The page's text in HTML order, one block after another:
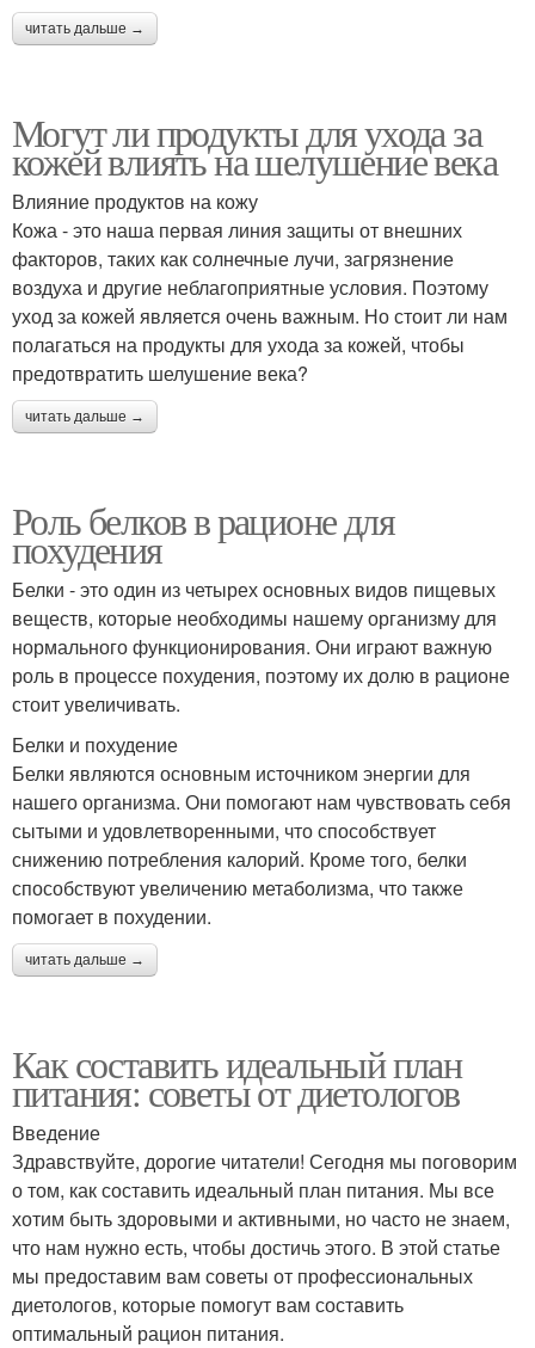
читать дальше →
Могут ли продукты для ухода за
кожей влиять на шелушение века
Влияние продуктов на кожу
Кожа - это наша первая линия защиты от внешних
факторов, таких как солнечные лучи, загрязнение
воздуха и другие неблагоприятные условия. Поэтому
уход за кожей является очень важным. Но стоит ли нам
полагаться на продукты для ухода за кожей, чтобы
предотвратить шелушение века?
читать дальше →
Роль белков в рационе для
похудения
Белки - это один из четырех основных видов пищевых
веществ, которые необходимы нашему организму для
нормального функционирования. Они играют важную
роль в процессе похудения, поэтому их долю в рационе
стоит увеличивать.
Белки и похудение
Белки являются основным источником энергии для
нашего организма. Они помогают нам чувствовать себя
сытыми и удовлетворенными, что способствует
снижению потребления калорий. Кроме того, белки
способствуют увеличению метаболизма, что также
помогает в похудении.
читать дальше →
Как составить идеальный план
питания: советы от диетологов
Введение
Здравствуйте, дорогие читатели! Сегодня мы поговорим
о том, как составить идеальный план питания. Мы все
хотим быть здоровыми и активными, но часто не знаем,
что нам нужно есть, чтобы достичь этого. В этой статье
мы предоставим вам советы от профессиональных
диетологов, которые помогут вам составить
оптимальный рацион питания.